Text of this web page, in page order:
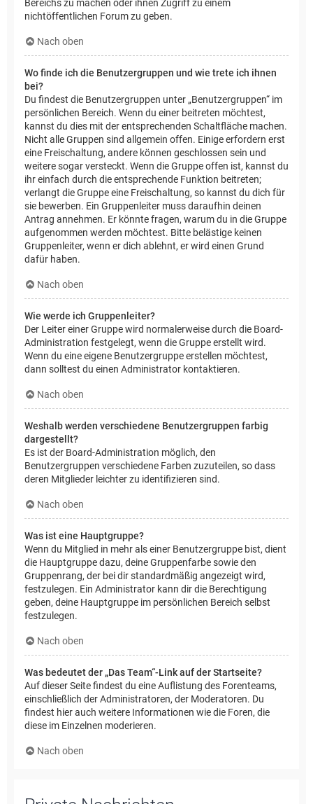
Bereichs zu machen oder ihnen Zugriff zu einem
nichtöffentlichen Forum zu geben.
Nach oben
Wo finde ich die Benutzergruppen und wie trete ich ihnen
bei?
Du findest die Benutzergruppen unter „Benutzergruppen“ im
persönlichen Bereich. Wenn du einer beitreten möchtest,
kannst du dies mit der entsprechenden Schaltfläche machen.
Nicht alle Gruppen sind allgemein offen. Einige erfordern erst
eine Freischaltung, andere können geschlossen sein und
weitere sogar versteckt. Wenn die Gruppe offen ist, kannst du
ihr einfach durch die entsprechende Funktion beitreten;
verlangt die Gruppe eine Freischaltung, so kannst du dich für
sie bewerben. Ein Gruppenleiter muss daraufhin deinen
Antrag annehmen. Er könnte fragen, warum du in die Gruppe
aufgenommen werden möchtest. Bitte belästige keinen
Gruppenleiter, wenn er dich ablehnt, er wird einen Grund
dafür haben.
Nach oben
Wie werde ich Gruppenleiter?
Der Leiter einer Gruppe wird normalerweise durch die Board-
Administration festgelegt, wenn die Gruppe erstellt wird.
Wenn du eine eigene Benutzergruppe erstellen möchtest,
dann solltest du einen Administrator kontaktieren.
Nach oben
Weshalb werden verschiedene Benutzergruppen farbig
dargestellt?
Es ist der Board-Administration möglich, den
Benutzergruppen verschiedene Farben zuzuteilen, so dass
deren Mitglieder leichter zu identifizieren sind.
Nach oben
Was ist eine Hauptgruppe?
Wenn du Mitglied in mehr als einer Benutzergruppe bist, dient
die Hauptgruppe dazu, deine Gruppenfarbe sowie den
Gruppenrang, der bei dir standardmäßig angezeigt wird,
festzulegen. Ein Administrator kann dir die Berechtigung
geben, deine Hauptgruppe im persönlichen Bereich selbst
festzulegen.
Nach oben
Was bedeutet der „Das Team“-Link auf der Startseite?
Auf dieser Seite findest du eine Auflistung des Forenteams,
einschließlich der Administratoren, der Moderatoren. Du
findest hier auch weitere Informationen wie die Foren, die
diese im Einzelnen moderieren.
Nach oben